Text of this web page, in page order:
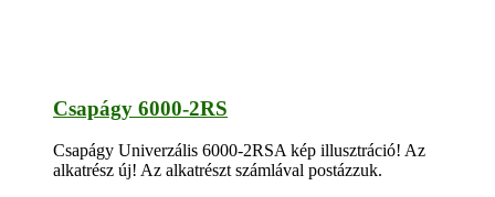
Csapágy 6000-2RS
Csapágy Univerzális 6000-2RSA kép illusztráció! Az
alkatrész új! Az alkatrészt számlával postázzuk.